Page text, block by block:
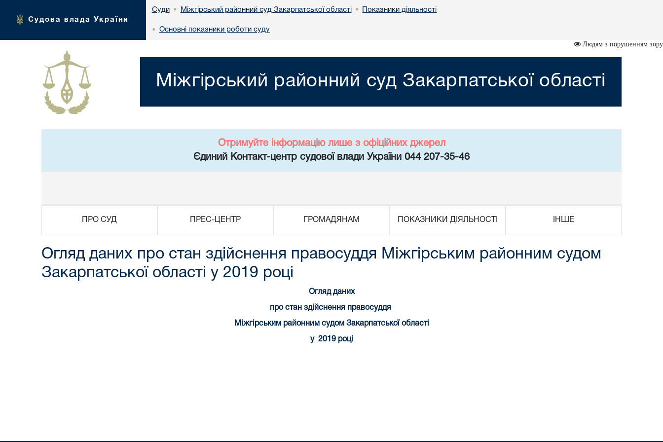
Судова влада України
Суди • Міжгірський районний суд Закарпатської області • Показники діяльності
• Основні показники роботи суду
Людям з порушенням зору
Міжгірський районний суд Закарпатської області
Отримуйте інформацію лише з офіційних джерел
Єдиний Контакт-центр судової влади України 044 207-35-46
ПРО СУД ПРЕС-ЦЕНТР ГРОМАДЯНАМ ПОКАЗНИКИ ДІЯЛЬНОСТІ ІНШЕ
Огляд даних про стан здійснення правосуддя Міжгірським районним судом
Закарпатської області у 2019 році
Огляд даних
про стан здійснення правосуддя
Міжгірським районним судом Закарпатської області
у 2019 році